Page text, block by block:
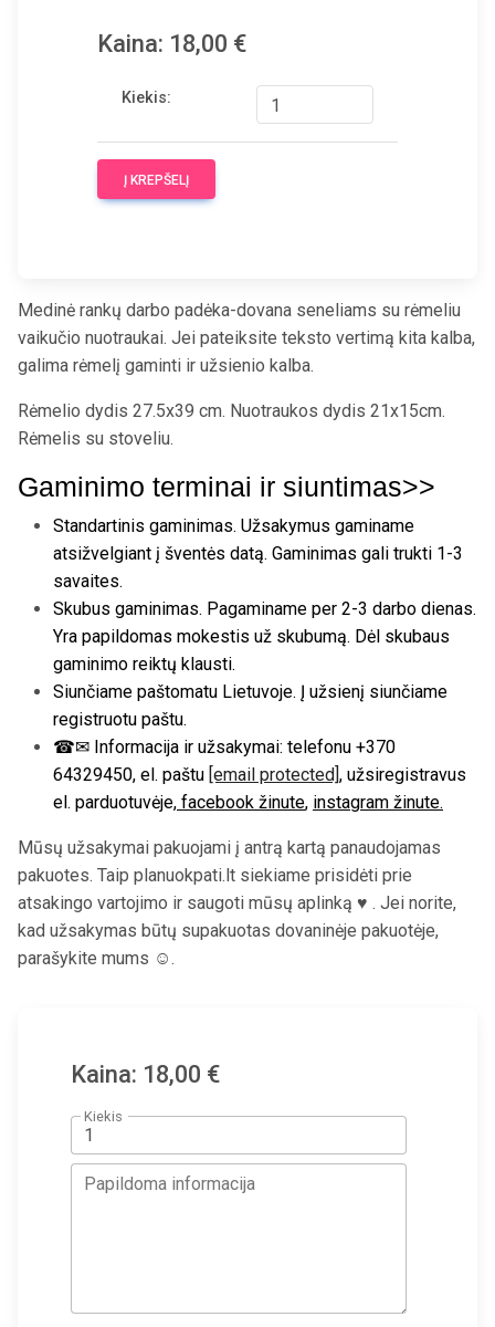
Kaina: 18,00 €
Kiekis:
Į KREPŠELĮ
Medinė rankų darbo padėka-dovana seneliams su rėmeliu
vaikučio nuotraukai. Jei pateiksite teksto vertimą kita kalba,
galima rėmelį gaminti ir užsienio kalba.
Rėmelio dydis 27.5x39 cm. Nuotraukos dydis 21x15cm.
Rėmelis su stoveliu.
Gaminimo terminai ir siuntimas>>
Standartinis gaminimas. Užsakymus gaminame
atsižvelgiant į šventės datą. Gaminimas gali trukti 1-3
savaites.
Skubus gaminimas. Pagaminame per 2-3 darbo dienas.
Yra papildomas mokestis už skubumą. Dėl skubaus
gaminimo reiktų klausti.
Siunčiame paštomatu Lietuvoje. Į užsienį siunčiame
registruotu paštu.
☎✉ Informacija ir užsakymai: telefonu +370
64329450, el. paštu [email protected] , užsiregistravus
el. parduotuvėje, facebook žinute, instagram žinute.
Mūsų užsakymai pakuojami į antrą kartą panaudojamas
pakuotes. Taip planuokpati.lt siekiame prisidėti prie
atsakingo vartojimo ir saugoti mūsų aplinką ♥ . Jei norite,
kad užsakymas būtų supakuotas dovaninėje pakuotėje,
parašykite mums ☺.
Kaina: 18,00 €
Kiekis
Papildoma informacija